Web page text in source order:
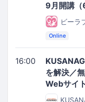
9月開講（
ビーラ
Online
16:00
を解決／
Webサイ